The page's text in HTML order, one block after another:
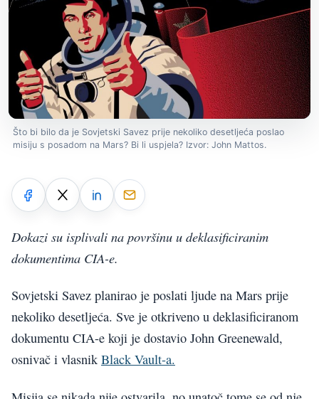
Što bi bilo da je Sovjetski Savez prije nekoliko desetljeća poslao
misiju s posadom na Mars? Bi li uspjela? Izvor: John Mattos.
Dokazi su isplivali na površinu u deklasificiranim
dokumentima CIA-e.
Sovjetski Savez planirao je poslati ljude na Mars prije
nekoliko desetljeća. Sve je otkriveno u deklasificiranom
dokumentu CIA-e koji je dostavio John Greenewald,
osnivač i vlasnik Black Vault-a.